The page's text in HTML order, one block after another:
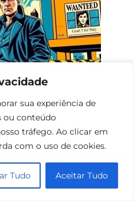
sua experiência de
ou conteúdo
tráfego. Ao clicar em
com o uso de cookies.
Tudo Aceitar Tudo
Caça a